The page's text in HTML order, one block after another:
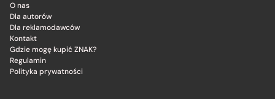
O nas
Dla autorów
Dla reklamodawców
Kontakt
Gdzie mogę kupić ZNAK?
Regulamin
Polityka prywatności